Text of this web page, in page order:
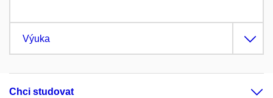
Výuka
Chci studovat